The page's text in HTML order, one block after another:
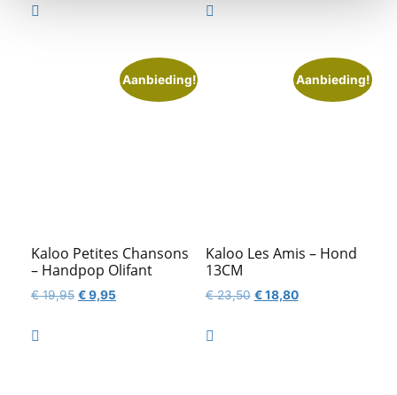
 
Aanbieding!
Kaloo Petites Chansons
– Handpop Olifant
€19,95 Oorspronkelijke
€9,95Huidige

Aanbieding!
Kaloo Les Amis – Hond
13CM
€23,50 Oorspronkelijke
€18,80Huidige
